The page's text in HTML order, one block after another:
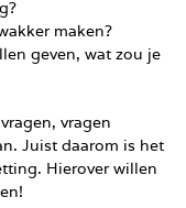
maken?
geven, wat zou je
vragen
Juist daarom is het
Hierover willen